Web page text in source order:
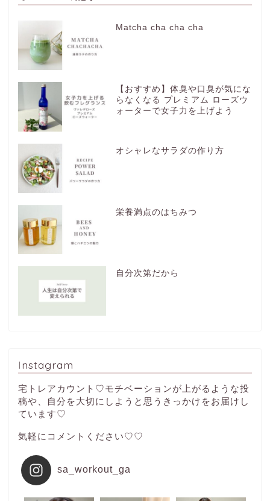
Matcha cha cha cha
【おすすめ】体臭や口臭が気にな
らなくなる プレミアム ローズウ
ォーターで女子力を上げよう
オシャレなサラダの作り方
栄養満点のはちみつ
自分次第だから
Instagram
宅トレアカウント♡モチベーションが上がるような投
稿や、自分を大切にしようと思うきっかけをお届けし
ています♡
気軽にコメントください♡♡
sa_workout_ga